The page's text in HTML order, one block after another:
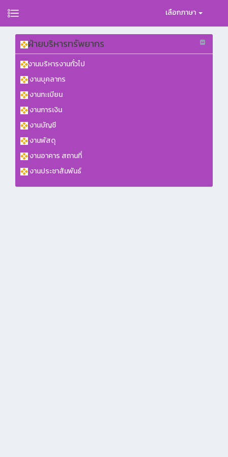
เลือกภาษา
ฝ่ายบริหารทรัพยากร
งานบริหารงานทั่วไป
งานบุคลากร
งานทะเบียน
งานการเงิน
งานบัญชี
งานพัสดุ
งานอาคาร สถานที่
งานประชาสัมพันธ์